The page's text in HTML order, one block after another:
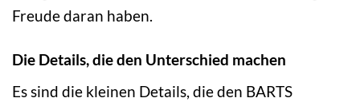
Freude daran haben.
Die Details, die den Unterschied machen
Es sind die kleinen Details, die den BARTS